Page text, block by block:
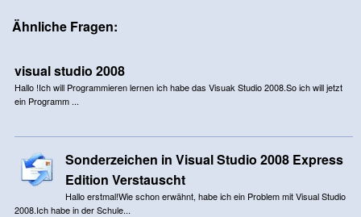
Ähnliche Fragen:
visual studio 2008
Hallo !Ich will Programmieren lernen ich habe das Visuak Studio 2008.So ich will jetzt
ein Programm ...
Sonderzeichen in Visual Studio 2008 Express
Edition Verstauscht
Hallo erstmal!Wie schon erwähnt, habe ich ein Problem mit Visual Studio
2008.Ich habe in der Schule...